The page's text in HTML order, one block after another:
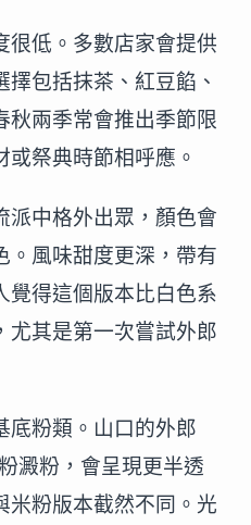
很低。多數店家會提供
包括抹茶、紅豆餡、
秋兩季常會推出季節限
祭典時節相呼應。
派中格外出眾，顏色會
。風味甜度更深，帶有
覺得這個版本比白色系
尤其是第一次嘗試外郎
底粉類。山口的外郎
澱粉，會呈現更半透
米粉版本截然不同。光